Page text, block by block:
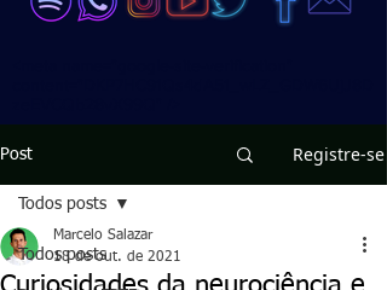
Post Registre-se
Todos posts
Todos posts
Marcelo Salazar
18 de out. de 2021